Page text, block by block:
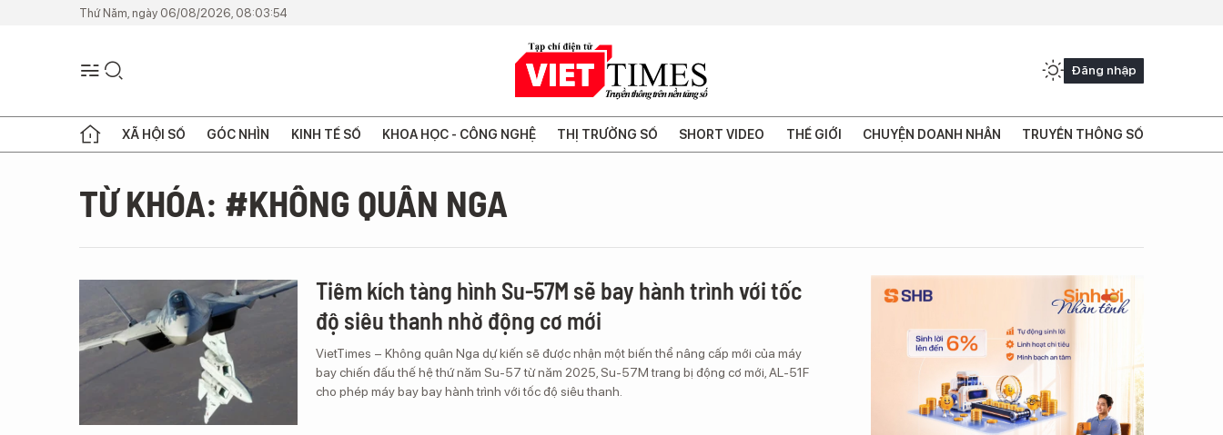
Thứ Năm, ngày 06/08/2026, 08:03:54
Đăng nhập
XÃ HỘI SỐ GÓC NHÌN KINH TẾ SỐ KHOA HỌC - CÔNG NGHỆ THỊ TRƯỜNG SỐ SHORT VIDEO THẾ GIỚI CHUYỆN DOANH NHÂN TRUYỀN THÔNG SỐ
TỪ KHÓA: #KHÔNG QUÂN NGA
Tiêm kích tàng hình Su-57M sẽ bay hành trình với tốc
độ siêu thanh nhờ động cơ mới
VietTimes – Không quân Nga dự kiến ​​​​sẽ được nhận một biến thể nâng cấp mới của máy
bay chiến đấu thế hệ thứ năm Su-57 từ năm 2025, Su-57M trang bị động cơ mới, AL-51F
cho phép máy bay bay hành trình với tốc độ siêu thanh.